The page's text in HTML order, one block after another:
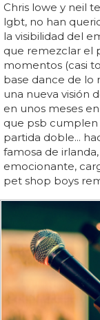
Chris lowe y neil
lgbt, no han
la visibilidad del
que remezclar el
momentos (casi
base dance de lo
una nueva visión
en unos meses
que psb cumplen
partida doble...
famosa de
emocionante,
pet shop boys